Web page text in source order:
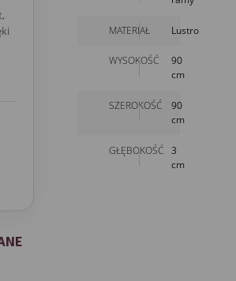
MATERIAŁ Lustro
WYSOKOŚĆ
90
cm
SZEROKOŚĆ
90
cm
GŁĘBOKOŚĆ
3
cm